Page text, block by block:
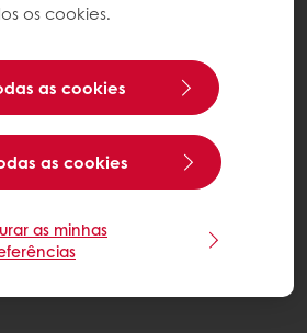
os cookies.
as cookies
as cookies
as minhas